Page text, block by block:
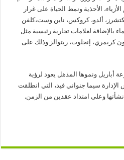
الأحذية ونمط الحياة على غرار
ألدو، كروكس، ناين وست،كلفن
لعلامات تجارية رئيسية مثل
كريمري، إنجلوت، ريتوالز وذلك على
ونموها المذهل يعود لرؤية
سيما جنواني فيد، التي انطلقت
وعلى امتداد عقدين من الزمن.